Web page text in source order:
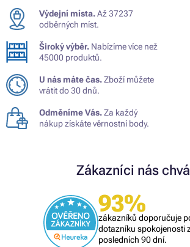
Výdejní místa.Až 37237
odběrných míst.
Široký výběr. Nabízíme více než
45000 produktů.
U nás máte čas.Zboží můžete
vrátit do 30 dnů.
Odměníme Vás.Za každý
nákup získáte věrnostní body.
Zákazníci nás
93%
zákazníků doporučuje
dotazníku spokojenosti
posledních 90 dní.